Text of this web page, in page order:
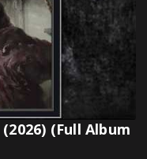
(Full Album